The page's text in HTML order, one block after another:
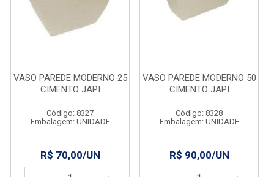
VASO PAREDE MODERNO 25
CIMENTO JAPI
Código: 8327
Embalagem: UNIDADE
R$ 70,00/UN
VASO PAREDE MODERNO 50
CIMENTO JAPI
Código: 8328
Embalagem: UNIDADE
R$ 90,00/UN